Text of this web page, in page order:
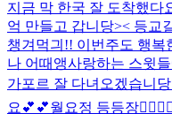
지금 막 한국 잘 도착했다
억 만들고 갑니당>< 등교
챙겨먹긔!! 이번주도 행복
나 어때앵사랑하는 스윗
가포르 잘 다녀오겠습니
요💕💕월요정 등등장